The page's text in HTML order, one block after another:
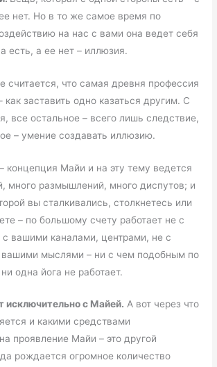
нет. Но в то же самое время по
на нас с вами она ведет себя
есть, а ее нет – иллюзия.
что самая древня профессия
заставить одно казаться другим. С
все остальное – всего лишь следствие,
– умение создавать иллюзию.
концепция Майи и на эту тему ведется
много размышлений, много диспутов; и
вы сталкивались, столкнетесь или
– по большому счету работает не с
вашими каналами, центрами, не с
мыслями – ни с чем подобным по
одна йога не работает.
исключительно с Майей. А вот через что
и какими средствами
проявление Майи – это другой
рождается огромное количество